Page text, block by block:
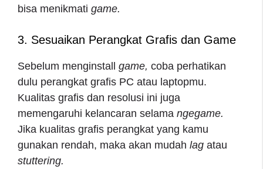
bisa menikmati game.
3. Sesuaikan Perangkat Grafis dan Game
Sebelum menginstall game, coba perhatikan
dulu perangkat grafis PC atau laptopmu.
Kualitas grafis dan resolusi ini juga
memengaruhi kelancaran selama ngegame.
Jika kualitas grafis perangkat yang kamu
gunakan rendah, maka akan mudah lag atau
stuttering.